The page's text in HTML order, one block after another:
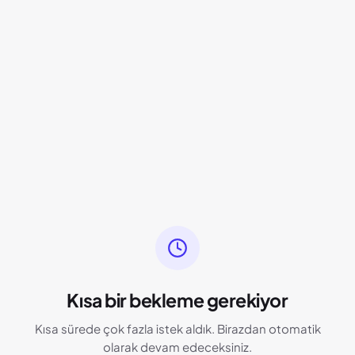
Kısa bir bekleme gerekiyor
Kısa sürede çok fazla istek aldık. Birazdan otomatik
olarak devam edeceksiniz.